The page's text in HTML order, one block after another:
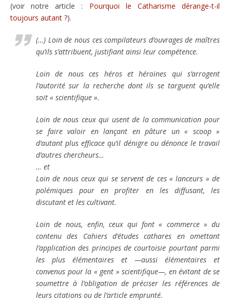
(voir notre article : Pourquoi le Catharisme dérange-t-il
toujours autant ?).
(…) Loin de nous ces compilateurs d’ouvrages de maîtres
qu’ils s’attribuent, justifiant ainsi leur compétence.
Loin de nous ces héros et héroïnes qui s’arrogent
l’autorité sur la recherche dont ils se targuent qu’elle
soit « scientifique ».
Loin de nous ceux qui usent de la communication pour
se faire valoir en lançant en pâture un « scoop »
d’autant plus efficace qu’il dénigre ou dénonce le travail
d’autres chercheurs…
… et
Loin de nous ceux qui se servent de ces « lanceurs » de
polémiques pour en profiter en les diffusant, les
discutant et les cultivant.
Loin de nous, enfin, ceux qui font « commerce » du
contenu des Cahiers d’études cathares en omettant
l’application des principes de courtoisie pourtant parmi
les plus élémentaires et —aussi élémentaires et
convenus pour la « gent » scientifique—, en évitant de se
soumettre à l’obligation de préciser les références de
leurs citations ou de l’article emprunté.